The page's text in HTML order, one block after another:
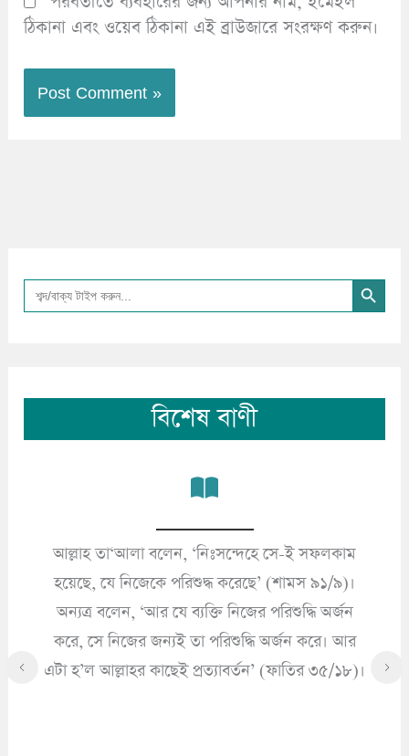
ঠিকানা এবং ওয়েব ঠিকানা এই ব্রাউজারে সংরক্ষণ করুন।
Search
for:
Search Button
বিশেষ বাণী
আল্লাহ তা‘আলা বলেন, ‘নিঃসন্দেহে সে-ই সফলকাম
হয়েছে, যে নিজেকে পরিশুদ্ধ করেছে’ (শামস ৯১/৯)।
অন্যত্র বলেন, ‘আর যে ব্যক্তি নিজের পরিশুদ্ধি অর্জন
করে, সে নিজের জন্যই তা পরিশুদ্ধি অর্জন করে। আর
এটা হ’ল আল্লাহর কাছেই প্রত্যাবর্তন’ (ফাতির ৩৫/১৮)।